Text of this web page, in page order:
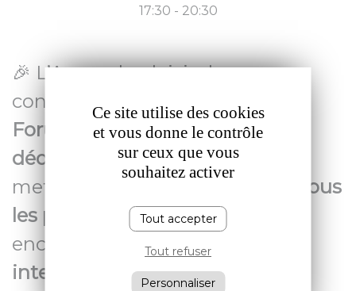
17:30 - 20:30
🎉 L’Apec a le plaisir de vous
convier à une
soirée Théâtre-
Forum inédite,spécialement
dédiée aux cadres séniors
mettre en avant
la richesse de tous
les parcours professionnels
encourager
le dialogue
intergénérationnel.🤝
Ce site utilise des cookies
et vous donne le contrôle
sur ceux que vous
souhaitez activer
Tout accepter
Tout refuser
Personnaliser